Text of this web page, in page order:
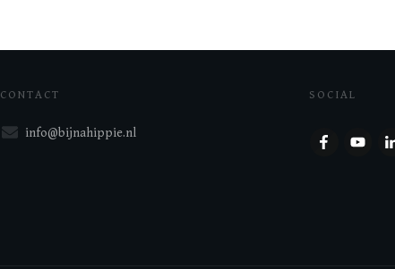
CONTACT
info@bijnahippie.nl
SOCIAL